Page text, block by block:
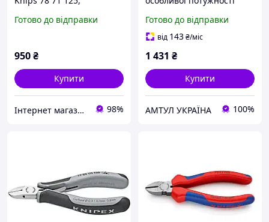
мм, Німеччина
Готово до відправки
950₴
Купити
Iнтернет магазин Барахолочка 98%
Готово до відправки
від 143₴/міс
1 431 ₴
Купити
АМТУЛ УКРАЇНА 100%